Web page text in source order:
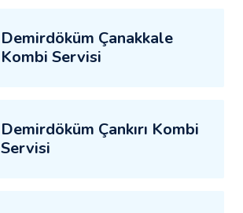
Demirdöküm Çanakkale
Kombi Servisi
Demirdöküm Çankırı Kombi
Servisi